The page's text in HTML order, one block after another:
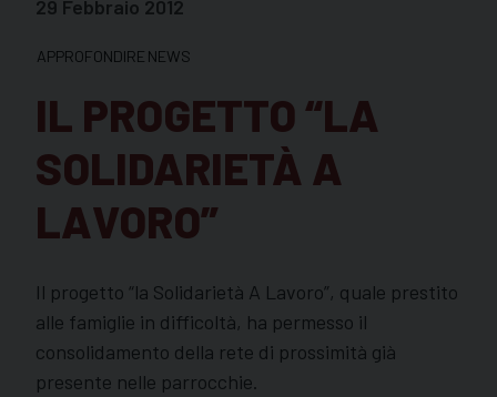
29 Febbraio 2012
APPROFONDIRE NEWS
IL PROGETTO “LA
SOLIDARIETÀ A
LAVORO”
Il progetto “la Solidarietà A Lavoro”, quale prestito
alle famiglie in difficoltà, ha permesso il
consolidamento della rete di prossimità già
presente nelle parrocchie.